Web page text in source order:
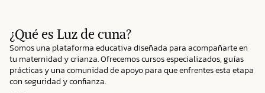
¿Qué es Luz de cuna?
Somos una plataforma educativa diseñada para acompañarte en
tu maternidad y crianza. Ofrecemos cursos especializados, guías
prácticas y una comunidad de apoyo para que enfrentes esta etapa
con seguridad y confianza.